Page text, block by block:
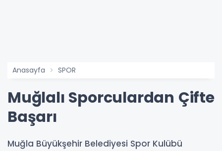
Anasayfa SPOR
Muğlalı Sporculardan Çifte
Başarı
Muğla Büyükşehir Belediyesi Spor Kulübü